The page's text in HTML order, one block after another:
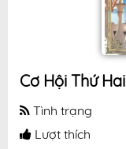
Cơ Hội Thứ Hai
Tình trạng
Lượt thích